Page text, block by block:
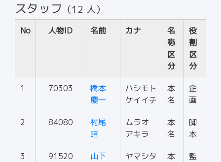
スタッフ （12 人）
No 人物ID 名前 カナ
名
称
区
分
役
割
区
分
1 70303
橋本
慶一
ハシモト
ケイイチ
本
名
企
画
2 84080
村尾
昭
ムラオ
アキラ
本
名
脚
本
3 91520
山下
ヤマシタ
本
監